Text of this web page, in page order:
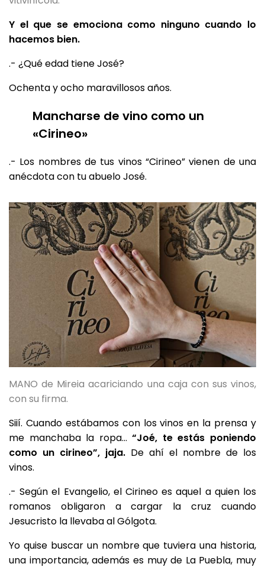
Y el que se emociona como ninguno cuando lo
hacemos bien.
.- ¿Qué edad tiene José?
Ochenta y ocho maravillosos años.
Mancharse de vino como un
«Cirineo»
.- Los nombres de tus vinos “Cirineo” vienen de una
anécdota con tu abuelo José.
MANO de Mireia acariciando una caja con sus vinos,
con su firma.
Siií. Cuando estábamos con los vinos en la prensa y
me manchaba la ropa…“Joé, te estás poniendo
como un cirineo”, jaja. De ahí el nombre de los
vinos.
.- Según el Evangelio, el Cirineo es aquel a quien los
romanos obligaron a cargar la cruz cuando
Jesucristo la llevaba al Gólgota.
Yo quise buscar un nombre que tuviera una historia,
una importancia, además es muy de La Puebla, muy